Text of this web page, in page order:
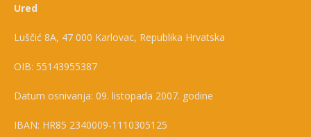
Ured
Luščić 8A, 47 000 Karlovac, Republika Hrvatska
OIB: 55143955387
Datum osnivanja: 09. listopada 2007. godine
IBAN: HR85 2340009-1110305125